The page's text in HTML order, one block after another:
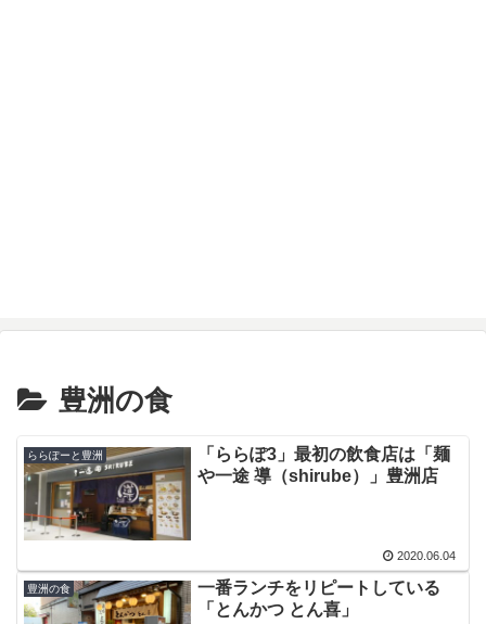
豊洲の食
ららぽーと豊洲
「ららぽ3」最初の飲食店は「麺
や一途 導（shirube）」豊洲店
2020.06.04
豊洲の食
一番ランチをリピートしている
「とんかつ とん喜」